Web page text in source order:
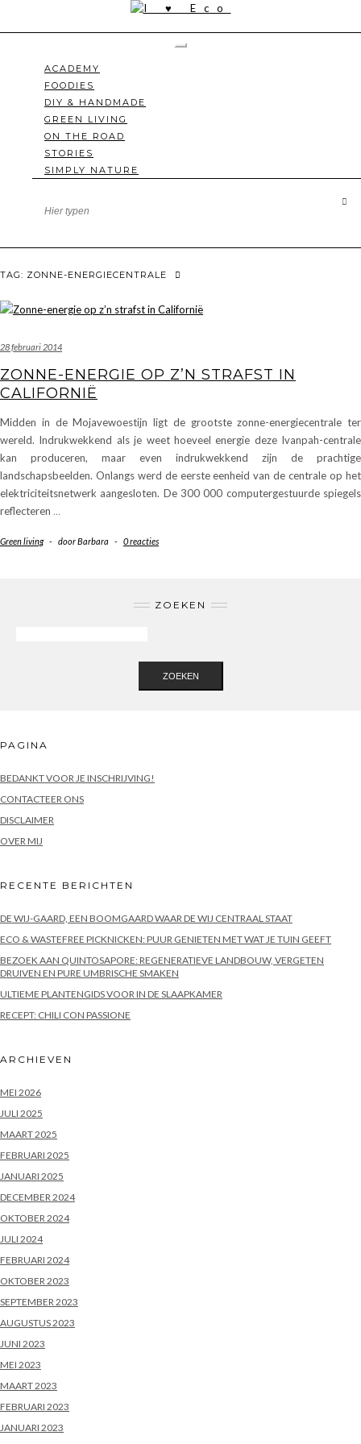
inhoud
Toggle navigatie
ACADEMY
FOODIES
DIY & HANDMADE
GREEN LIVING
ON THE ROAD
STORIES
SIMPLY NATURE
TAG: ZONNE-ENERGIECENTRALE
28 februari 2014
ZONNE-ENERGIE OP Z’N STRAFST IN
CALIFORNIË
Midden in de Mojavewoestijn ligt de grootste zonne-energiecentrale ter
wereld. Indrukwekkend als je weet hoeveel energie deze Ivanpah-centrale
kan produceren, maar even indrukwekkend zijn de prachtige
landschapsbeelden. Onlangs werd de eerste eenheid van de centrale op het
elektriciteitsnetwerk aangesloten. De 300 000 computergestuurde spiegels
reflecteren …
Green living - doorBarbara - 0 reacties
ZOEKEN
ZOEKEN
PAGINA
BEDANKT VOOR JE INSCHRIJVING!
CONTACTEER ONS
DISCLAIMER
OVER MIJ
RECENTE BERICHTEN
DE WIJ-GAARD, EEN BOOMGAARD WAAR DE WIJ CENTRAAL STAAT
ECO & WASTEFREE PICKNICKEN: PUUR GENIETEN MET WAT JE TUIN GEEFT
BEZOEK AAN QUINTOSAPORE: REGENERATIEVE LANDBOUW, VERGETEN
DRUIVEN EN PURE UMBRISCHE SMAKEN
ULTIEME PLANTENGIDS VOOR IN DE SLAAPKAMER
RECEPT: CHILI CON PASSIONE
ARCHIEVEN
MEI 2026
JULI 2025
MAART 2025
FEBRUARI 2025
JANUARI 2025
DECEMBER 2024
OKTOBER 2024
JULI 2024
FEBRUARI 2024
OKTOBER 2023
SEPTEMBER 2023
AUGUSTUS 2023
JUNI 2023
MEI 2023
MAART 2023
FEBRUARI 2023
JANUARI 2023